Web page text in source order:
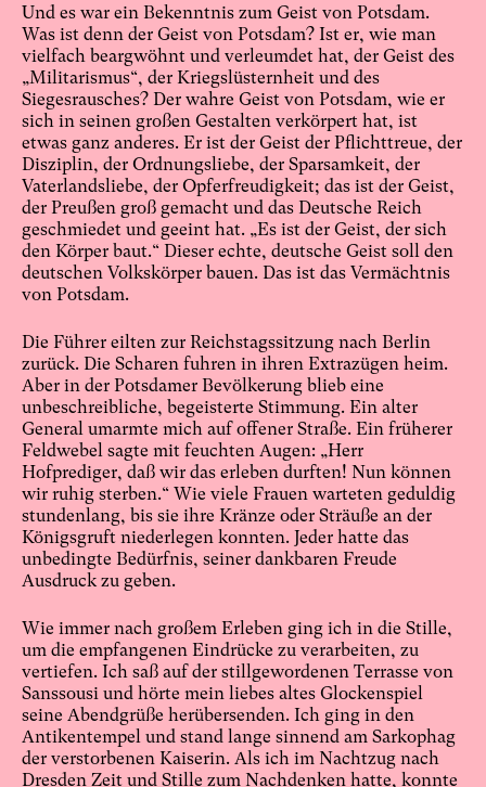
Und es war ein Bekenntnis zum Geist von Potsdam.
Was ist denn der Geist von Potsdam? Ist er, wie man
vielfach beargwöhnt und verleumdet hat, der Geist des
„Militarismus“, der Kriegslüsternheit und des
Siegesrausches? Der wahre Geist von Potsdam, wie er
sich in seinen großen Gestalten verkörpert hat, ist
etwas ganz anderes. Er ist der Geist der Pflichttreue, der
Disziplin, der Ordnungsliebe, der Sparsamkeit, der
Vaterlandsliebe, der Opferfreudigkeit; das ist der Geist,
der Preußen groß gemacht und das Deutsche Reich
geschmiedet und geeint hat. „Es ist der Geist, der sich
den Körper baut.“ Dieser echte, deutsche Geist soll den
deutschen Volkskörper bauen. Das ist das Vermächtnis
von Potsdam.
Die Führer eilten zur Reichstagssitzung nach Berlin
zurück. Die Scharen fuhren in ihren Extrazügen heim.
Aber in der Potsdamer Bevölkerung blieb eine
unbeschreibliche, begeisterte Stimmung. Ein alter
General umarmte mich auf offener Straße. Ein früherer
Feldwebel sagte mit feuchten Augen: „Herr
Hofprediger, daß wir das erleben durften! Nun können
wir ruhig sterben.“ Wie viele Frauen warteten geduldig
stundenlang, bis sie ihre Kränze oder Sträuße an der
Königsgruft niederlegen konnten. Jeder hatte das
unbedingte Bedürfnis, seiner dankbaren Freude
Ausdruck zu geben.
Wie immer nach großem Erleben ging ich in die Stille,
um die empfangenen Eindrücke zu verarbeiten, zu
vertiefen. Ich saß auf der stillgewordenen Terrasse von
Sanssousi und hörte mein liebes altes Glockenspiel
seine Abendgrüße herübersenden. Ich ging in den
Antikentempel und stand lange sinnend am Sarkophag
der verstorbenen Kaiserin. Als ich im Nachtzug nach
Dresden Zeit und Stille zum Nachdenken hatte, konnte